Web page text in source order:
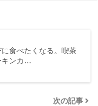
に食べたくなる。喫茶
キンカ…
次の記事